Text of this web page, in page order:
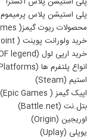
پلی استیشن پلاس پرمیموم
محصولات ریوت گیمز( Riot games)
خرید ولورانت پوینت ( valorant Point)
خرید ارپی لول (Leauge OF legend)
انواع پلتفرم ها (Platforms)
استیم (Steam)
اپیک گیمز ( Epic Games)
بتل.نت (Battle.net)
اوریجین (Origin)
یوپلی (Uplay)